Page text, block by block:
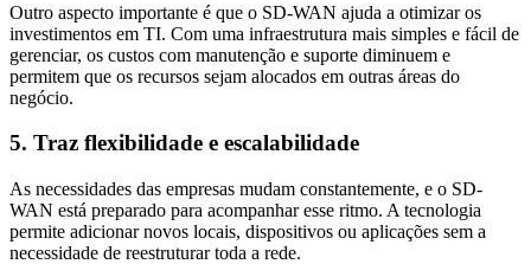
Outro aspecto importante é que o SD-WAN ajuda a otimizar os
investimentos em TI. Com uma infraestrutura mais simples e fácil de
gerenciar, os custos com manutenção e suporte diminuem e
permitem que os recursos sejam alocados em outras áreas do
negócio.
5. Traz flexibilidade e escalabilidade
As necessidades das empresas mudam constantemente, e o SD-
WAN está preparado para acompanhar esse ritmo. A tecnologia
permite adicionar novos locais, dispositivos ou aplicações sem a
necessidade de reestruturar toda a rede.